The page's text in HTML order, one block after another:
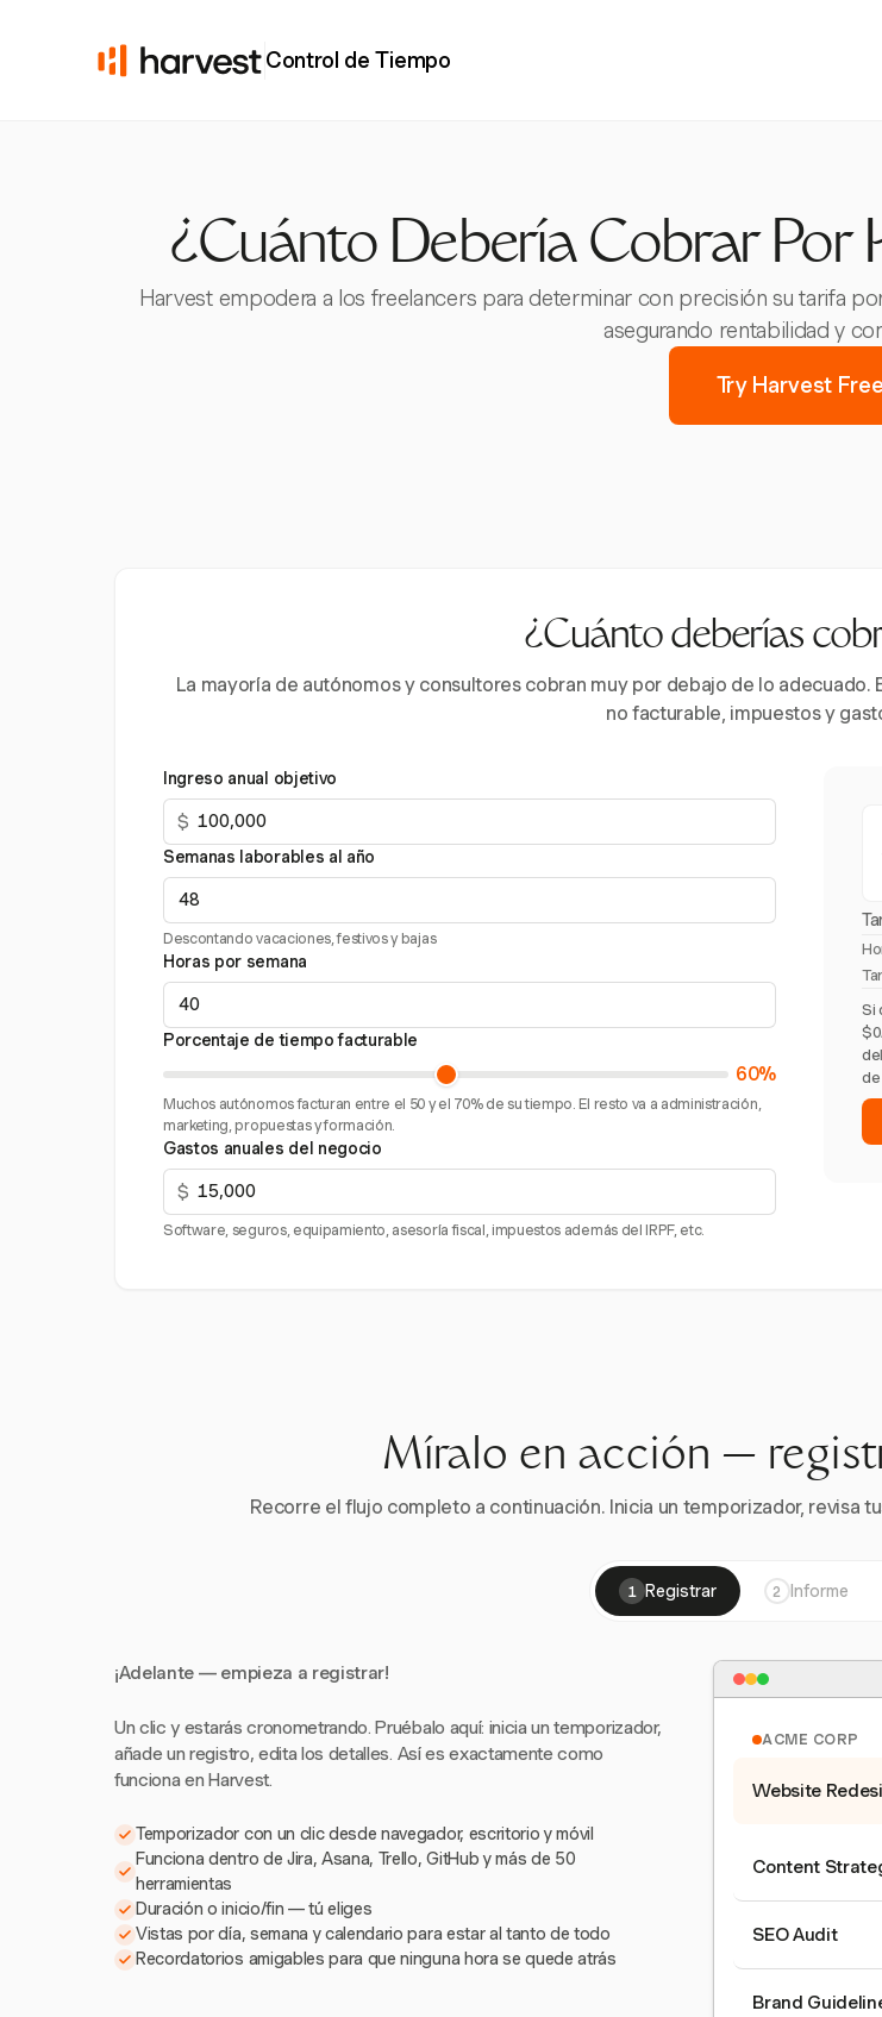
Control de Tiempo
¿Cuánto Debería Cobrar Por
Harvest empodera a los freelancers para determinar con precisión su tarifa
asegurando rentabilidad y
Try Harvest Free
¿Cuánto deberías
La mayoría de autónomos y consultores cobran muy por debajo de lo
no facturable, impuestos y
Ingreso anual objetivo
$
Semanas laborables al año
Descontando vacaciones, festivos y bajas
Horas por semana
Porcentaje de tiempo facturable
60%
Muchos autónomos facturan entre el 50 y el 70% de su tiempo. El resto va a administración,
marketing, propuestas y formación.
Gastos anuales del negocio
$
Software, seguros, equipamiento, asesoría fiscal, impuestos además del IRPF, etc.
Si
de
Míralo en acción —
Recorre el flujo completo a continuación. Inicia un temporizador, revisa
1 Registrar 2 Informe
¡Adelante — empieza a registrar!
Un clic y estarás cronometrando. Pruébalo aquí: inicia un temporizador,
añade un registro, edita los detalles. Así es exactamente como
funciona en Harvest.
Temporizador con un clic desde navegador, escritorio y móvil
Funciona dentro de Jira, Asana, Trello, GitHub y más de 50
herramientas
Duración o inicio/fin — tú eliges
Vistas por día, semana y calendario para estar al tanto de todo
Recordatorios amigables para que ninguna hora se quede atrás
ACME CORP
Website
Content
SEO Audit
Brand